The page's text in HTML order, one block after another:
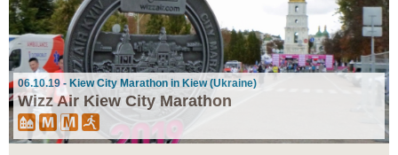
06.10.19 - Kiew City Marathon in Kiew (Ukraine)
Wizz Air Kiew City Marathon